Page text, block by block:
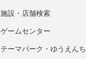
施設・店舗検索
ゲームセンター
テーマパーク・ゆうえんち